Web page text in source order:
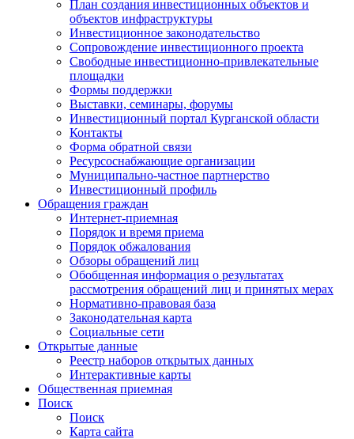
План создания инвестиционных объектов и
объектов инфраструктуры
Инвестиционное законодательство
Сопровождение инвестиционного проекта
Свободные инвестиционно-привлекательные
площадки
Формы поддержки
Выставки, семинары, форумы
Инвестиционный портал Курганской области
Контакты
Форма обратной связи
Ресурсоснабжающие организации
Муниципально-частное партнерство
Инвестиционный профиль
Обращения граждан
Интернет-приемная
Порядок и время приема
Порядок обжалования
Обзоры обращений лиц
Обобщенная информация о результатах
рассмотрения обращений лиц и принятых мерах
Нормативно-правовая база
Законодательная карта
Социальные сети
Открытые данные
Реестр наборов открытых данных
Интерактивные карты
Общественная приемная
Поиск
Поиск
Карта сайта